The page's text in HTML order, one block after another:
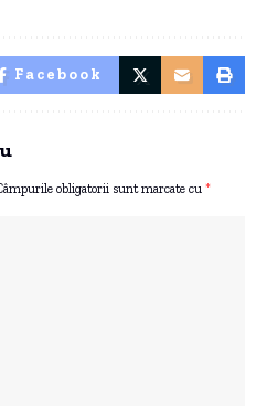
Facebook
obligatorii sunt marcate cu *